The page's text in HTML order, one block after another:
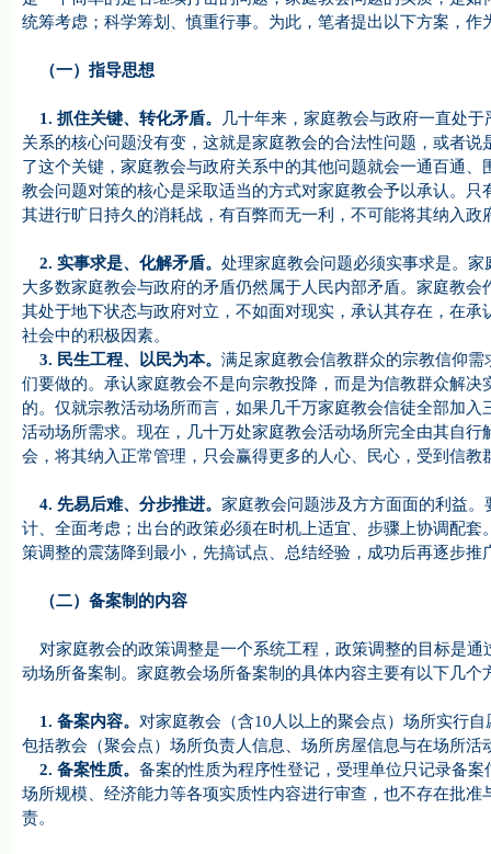
统筹考虑；科学筹划、慎重行事。为此，笔者提出以下方案，作
（一）指导思想
1. 抓住关键、转化矛盾。
几十年来，家庭教会与政府一直处
关系的核心问题没有变，这就是家庭教会的合法性问题，或者
了这个关键，家庭教会与政府关系中的其他问题就会一通百通
教会问题对策的核心是采取适当的方式对家庭教会予以承认。
其进行旷日持久的消耗战，有百弊而无一利，不可能将其纳入政
2. 实事求是、化解矛盾。 处理家庭教会问题必须实事求是。
大多数家庭教会与政府的矛盾仍然属于人民内部矛盾。家庭教
其处于地下状态与政府对立，不如面对现实，承认其存在，在
社会中的积极因素。
3. 民生工程、以民为本。 满足家庭教会信教群众的宗教信仰
们要做的。承认家庭教会不是向宗教投降，而是为信教群众解
的。仅就宗教活动场所而言，如果几千万家庭教会信徒全部加
活动场所需求。现在，几十万处家庭教会活动场所完全由其自
会，将其纳入正常管理，只会赢得更多的人心、民心，受到信教
4. 先易后难、分步推进。 家庭教会问题涉及方方面面的利益
计、全面考虑；出台的政策必须在时机上适宜、步骤上协调配
策调整的震荡降到最小，先搞试点、总结经验，成功后再逐步推
（二）备案制的内容
对家庭教会的政策调整是一个系统工程，政策调整的目标是
动场所备案制。家庭教会场所备案制的具体内容主要有以下几个
1. 备案内容。 对家庭教会（含10人以上的聚会点）场所实行
包括教会（聚会点）场所负责人信息、场所房屋信息与在场所活
2. 备案性质。 备案的性质为程序性登记，受理单位只记录备
场所规模、经济能力等各项实质性内容进行审查，也不存在批
责。